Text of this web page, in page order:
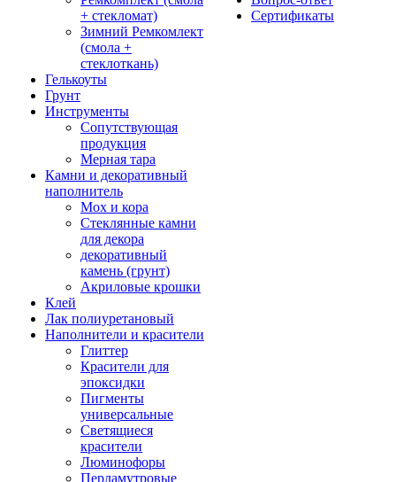
+ стекломат)
Зимний Ремкомлект
(смола +
стеклоткань)
Гелькоуты
Грунт
Инструменты
Сопутствующая
продукция
Мерная тара
Камни и декоративный
наполнитель
Мох и кора
Стеклянные камни
для декора
декоративный
камень (грунт)
Акриловые крошки
Клей
Лак полиуретановый
Наполнители и красители
Глиттер
Красители для
эпоксидки
Пигменты
универсальные
Светящиеся
красители
Люминофоры
Перламутровые
Сертификаты